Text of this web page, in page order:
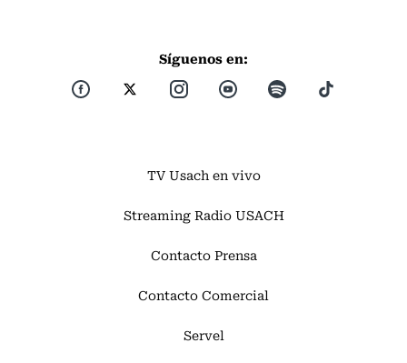
Síguenos en:
TV Usach en vivo
Streaming Radio USACH
Contacto Prensa
Contacto Comercial
Servel